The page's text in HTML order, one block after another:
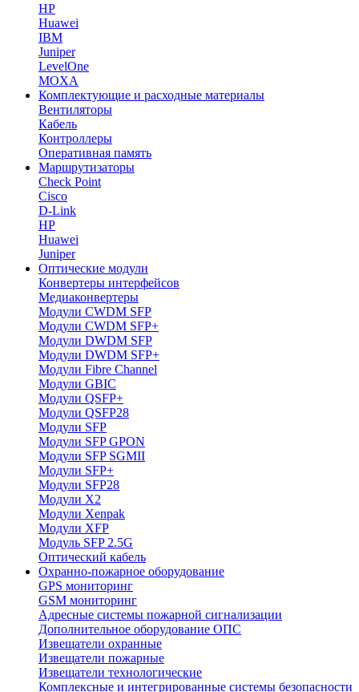
HP
Huawei
IBM
Juniper
LevelOne
MOXA
Комплектующие и расходные материалы
Вентиляторы
Кабель
Контроллеры
Оперативная память
Маршрутизаторы
Check Point
Cisco
D-Link
HP
Huawei
Juniper
Оптические модули
Конвертеры интерфейсов
Медиаконвертеры
Модули CWDM SFP
Модули CWDM SFP+
Модули DWDM SFP
Модули DWDM SFP+
Модули Fibre Channel
Модули GBIC
Модули QSFP+
Модули QSFP28
Модули SFP
Модули SFP GPON
Модули SFP SGMII
Модули SFP+
Модули SFP28
Модули X2
Модули Xenpak
Модули XFP
Модуль SFP 2.5G
Оптический кабель
Охранно-пожарное оборудование
GPS мониторинг
GSM мониторинг
Адресные системы пожарной сигнализации
Дополнительное оборудование ОПС
Извещатели охранные
Извещатели пожарные
Извещатели технологические
Комплексные и интегрированные системы безопасноcти